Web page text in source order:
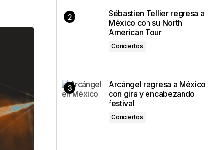
Sébastien Tellier regresa a
México con su North
American Tour
Conciertos
Arcángel regresa a México
con gira y encabezando
festival
Conciertos